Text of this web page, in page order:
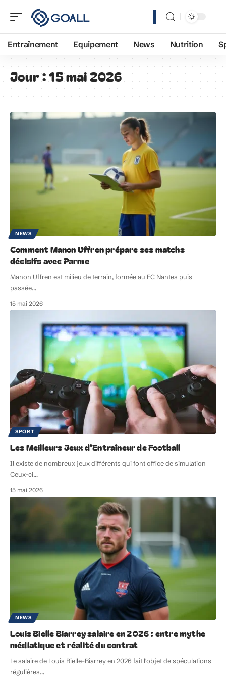
Entraînement Equipement News Nutrition
Jour :15 mai 2026
NEWS
Comment Manon Uffren prépare ses matchs
décisifs avec Parme
Manon Uffren est milieu de terrain, formée au FC Nantes puis
passée…
15 mai 2026
SPORT
Les Meilleurs Jeux d’Entraîneur de Football
Il existe de nombreux jeux différents qui font office de simulation
Ceux-ci…
15 mai 2026
NEWS
Louis Bielle Biarrey salaire en 2026 : entre mythe
médiatique et réalité du contrat
Le salaire de Louis Bielle-Biarrey en 2026 fait l'objet de spéculations
régulières…